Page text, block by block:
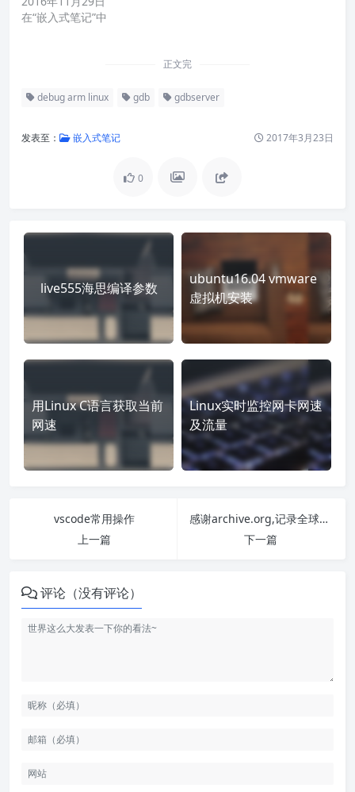
在“嵌入式笔记”中
正文完
debug arm linux gdb gdbserver
发表至： 嵌入式笔记 2017年3月23日
0
live555海思编译参数
ubuntu16.04 vmware
虚拟机安装
用Linux C语言获取当前
网速
Linux实时监控网卡网速
及流量
vscode常用操作
上一篇
感谢archive.org,记录全球网站的曾经.
下一篇
评论（没有评论）